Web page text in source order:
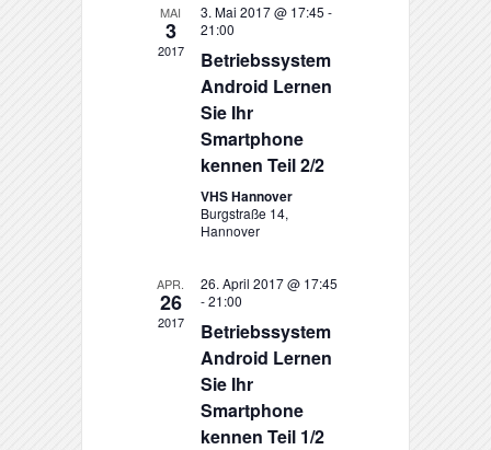
Navigation
MAI
3
2017
3. Mai 2017 @ 17:45 -
21:00
Betriebssystem
Android Lernen
Sie Ihr
Smartphone
kennen Teil 2/2
VHS Hannover
Burgstraße 14,
Hannover
APR.
26
2017
26. April 2017 @ 17:45
-21:00
Betriebssystem
Android Lernen
Sie Ihr
Smartphone
kennen Teil 1/2